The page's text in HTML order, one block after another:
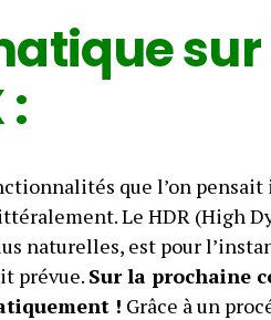
:
que l’on pensait
Le HDR (High
naturelles, est pour
prévue. Sur la prochaine
! Grâce à un